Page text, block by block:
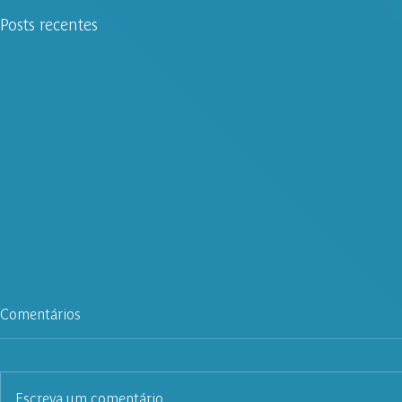
Posts recentes
Comentários
Escreva um comentário